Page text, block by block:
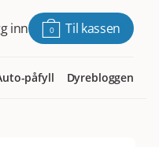
inn 0 Til kassen
påfyll Dyrebloggen